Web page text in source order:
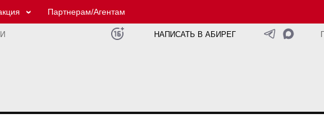
Партнерам/Агентам
НАПИСАТЬ В АБИРЕГ